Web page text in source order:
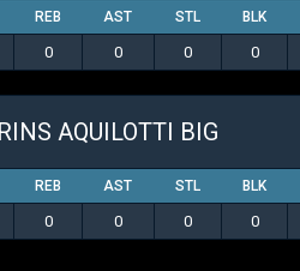
REB AST STL BLK
0 0 0 0
AQUILOTTI BIG
REB AST STL BLK
0 0 0 0